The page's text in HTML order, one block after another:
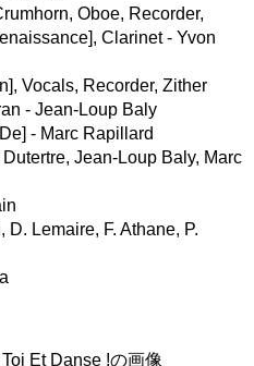
Oboe, Recorder,
Clarinet - Yvon
Vocals, Recorder, Zither
- Jean-Loup Baly
- Marc Rapillard
Jean-Loup Baly, Marc
Lemaire, F. Athane, P.